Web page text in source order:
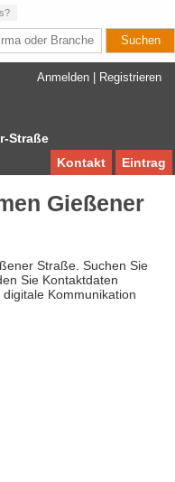
Anmelden Registrieren
Straße
Eintrag
Kontakt
Gießener
Straße. Suchen Sie
Sie Kontaktdaten
Kommunikation